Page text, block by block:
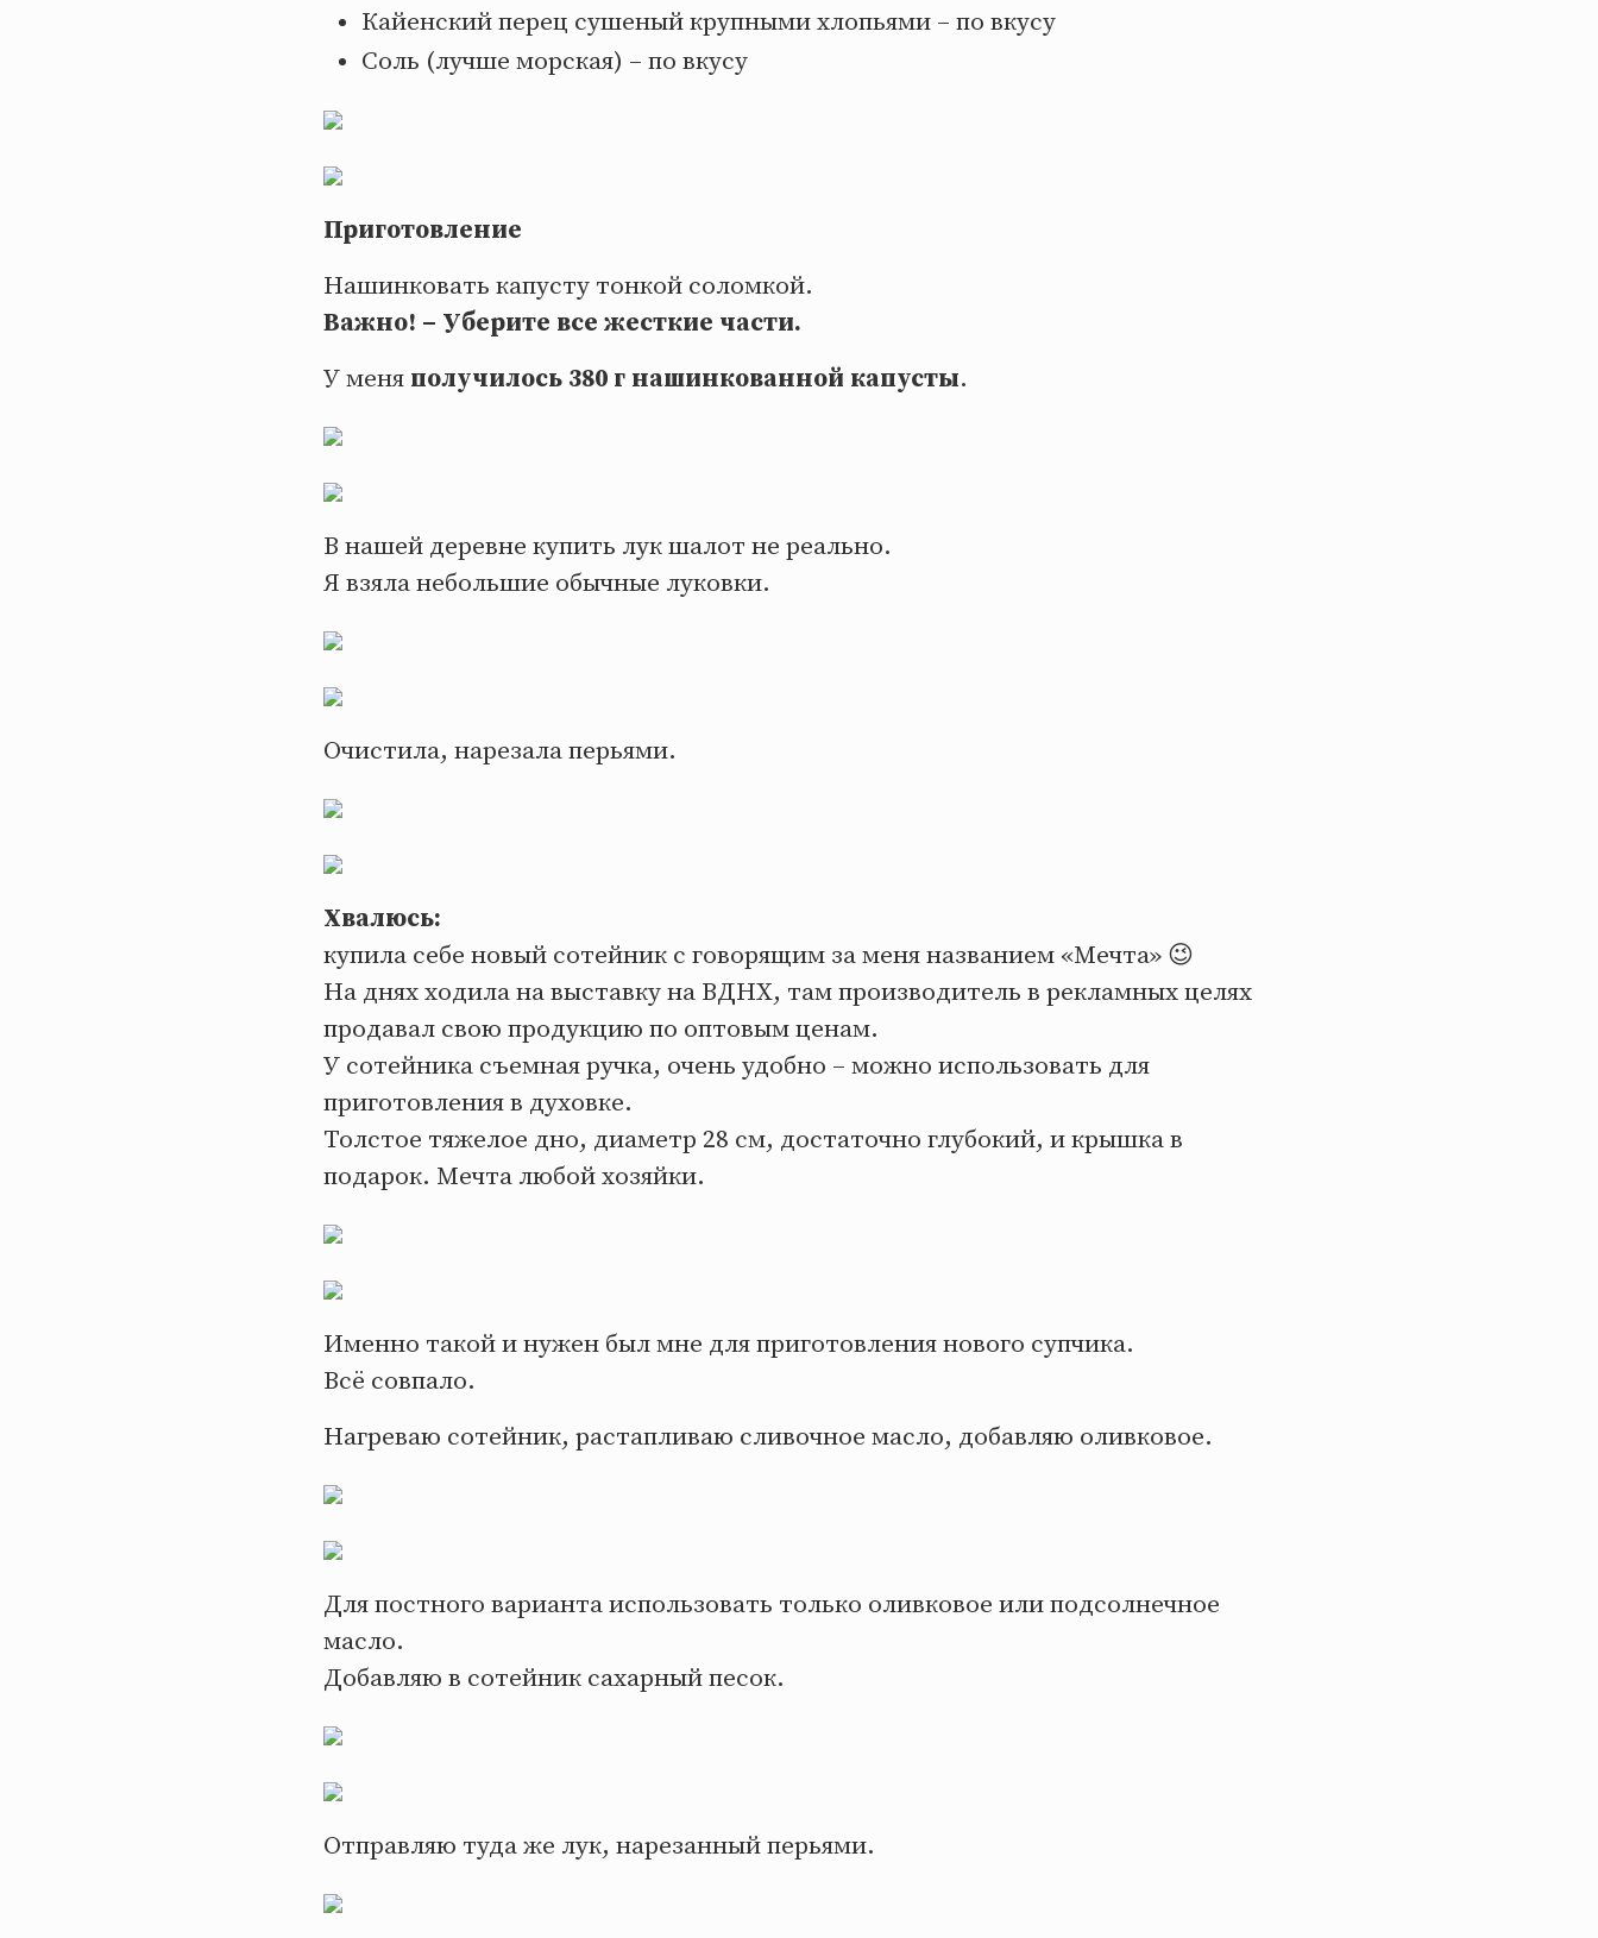
Кайенский перец сушеный крупными хлопьями – по вкусу
Соль (лучше морская) – по вкусу
Приготовление
Нашинковать капусту тонкой соломкой.
Важно! – Уберите все жесткие части.
У меня получилось 380 г нашинкованной капусты.
В нашей деревне купить лук шалот не реально.
Я взяла небольшие обычные луковки.
Очистила, нарезала перьями.
Хвалюсь:
купила себе новый сотейник с говорящим за меня названием «Мечта» 😉
На днях ходила на выставку на ВДНХ, там производитель в рекламных целях
продавал свою продукцию по оптовым ценам.
У сотейника съемная ручка, очень удобно – можно использовать для
приготовления в духовке.
Толстое тяжелое дно, диаметр 28 см, достаточно глубокий, и крышка в
подарок. Мечта любой хозяйки.
Именно такой и нужен был мне для приготовления нового супчика.
Всё совпало.
Нагреваю сотейник, растапливаю сливочное масло, добавляю оливковое.
Для постного варианта использовать только оливковое или подсолнечное
масло.
Добавляю в сотейник сахарный песок.
Отправляю туда же лук, нарезанный перьями.